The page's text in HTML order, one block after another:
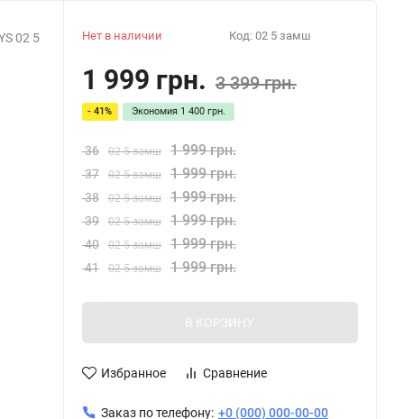
02 5
Нет в наличии Код: 02 5 замш
1 999 грн. 3 399 грн.
- 41% Экономия 1 400 грн.
36 02 5 замш 1 999 грн.
37 02 5 замш 1 999 грн.
38 02 5 замш 1 999 грн.
39 02 5 замш 1 999 грн.
40 02 5 замш 1 999 грн.
41 02 5 замш 1 999 грн.
В КОРЗИНУ
Избранное Сравнение
Заказ по телефону: +0 (000) 000-00-00